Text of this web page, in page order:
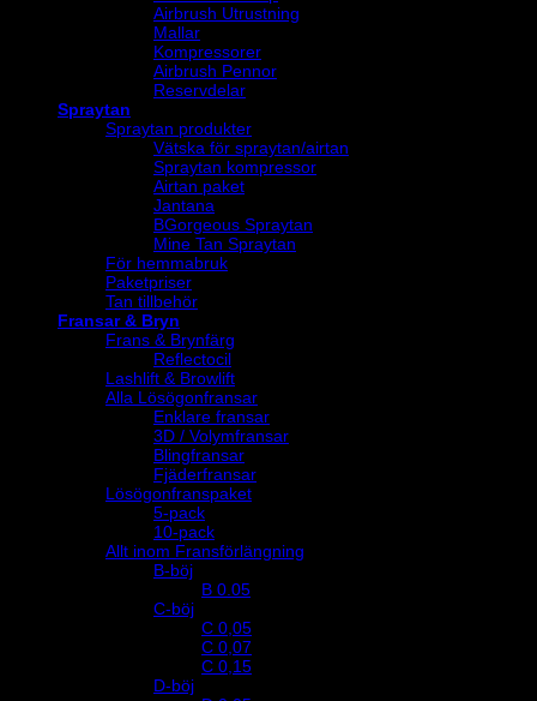
Airbrush Utrustning
Mallar
Kompressorer
Airbrush Pennor
Reservdelar
Spraytan
Spraytan produkter
Vätska för spraytan/airtan
Spraytan kompressor
Airtan paket
Jantana
BGorgeous Spraytan
Mine Tan Spraytan
För hemmabruk
Paketpriser
Tan tillbehör
Fransar & Bryn
Frans & Brynfärg
Reflectocil
Lashlift & Browlift
Alla Lösögonfransar
Enklare fransar
3D / Volymfransar
Blingfransar
Fjäderfransar
Lösögonfranspaket
5-pack
10-pack
Allt inom Fransförlängning
B-böj
B 0.05
C-böj
C 0,05
C 0,07
C 0,15
D-böj